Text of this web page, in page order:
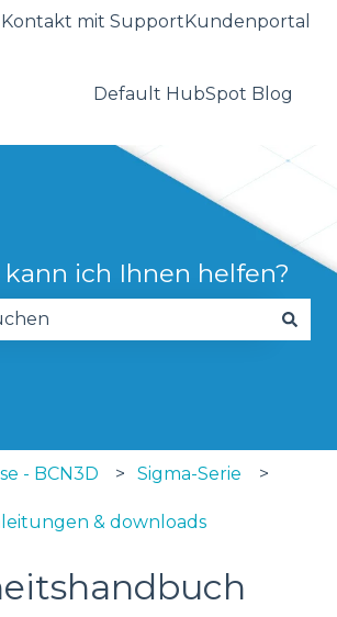
für Übersetzungen
Kontakt mit SupportKundenportal
Default HubSpot Blog
kann ich Ihnen helfen?
- BCN3D Sigma-Serie
& downloads